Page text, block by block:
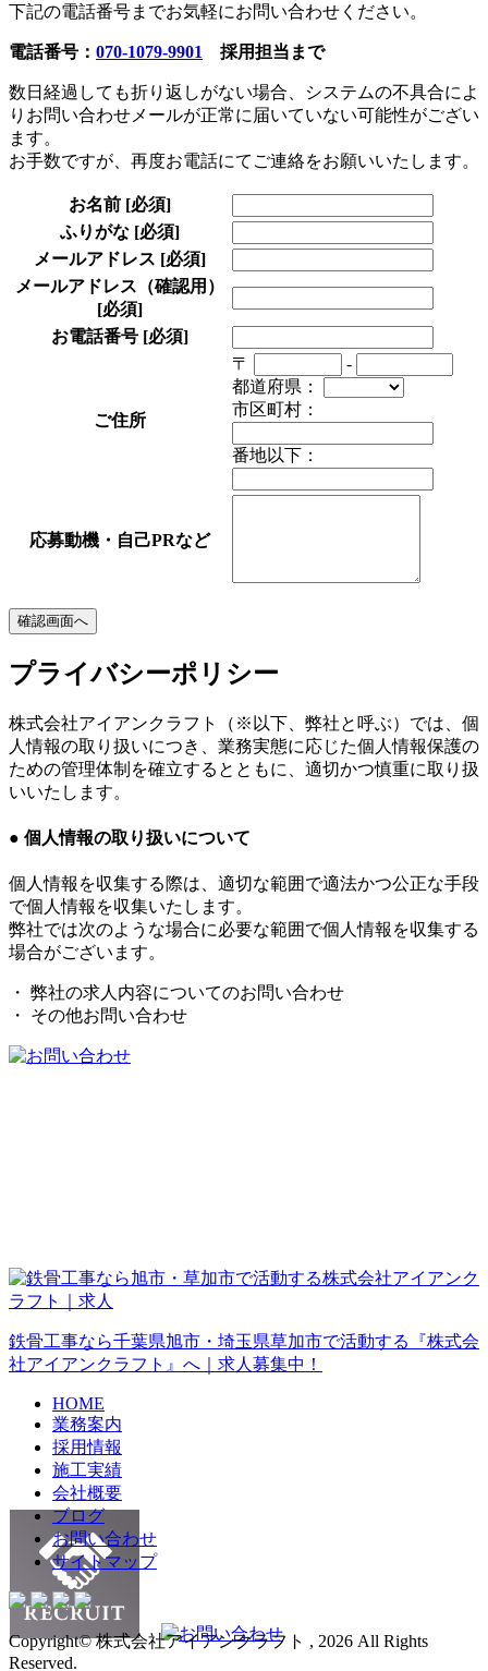
下記の電話番号までお気軽にお問い合わせください。
電話番号： 070-1079-9901 採用担当まで
数日経過しても折り返しがない場合、システムの不具合によ
りお問い合わせメールが正常に届いていない可能性がござい
ます。
お手数ですが、再度お電話にてご連絡をお願いいたします。
お名前 [必須]
ふりがな [必須]
メールアドレス [必須]
メールアドレス（確認用）
[必須]
お電話番号 [必須]
ご住所
〒
-
都道府県：
市区町村：
番地以下：
応募動機・自己PRなど
プライバシーポリシー
株式会社アイアンクラフト（※以下、弊社と呼ぶ）では、個
人情報の取り扱いにつき、業務実態に応じた個人情報保護の
ための管理体制を確立するとともに、適切かつ慎重に取り扱
いいたします。
● 個人情報の取り扱いについて
個人情報を収集する際は、適切な範囲で適法かつ公正な手段
で個人情報を収集いたします。
弊社では次のような場合に必要な範囲で個人情報を収集する
場合がございます。
・ 弊社の求人内容についてのお問い合わせ
・ その他お問い合わせ
鉄骨工事なら千葉県旭市・埼玉県草加市で活動する『株式会
社アイアンクラフト』へ｜求人募集中！
HOME
業務案内
採用情報
施工実績
会社概要
ブログ
お問い合わせ
サイトマップ
Copyright© 株式会社アイアンクラフト , 2026 All Rights
Reserved.